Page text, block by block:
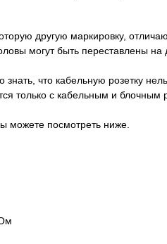
другую маркировку,
могут быть переставлены на
что кабельную розетку
только с кабельным и блочным
можете посмотреть ниже.